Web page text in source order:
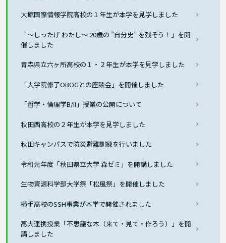
大館国際情報学院高校の１年生が本学を見学しました
「～しったげ わたし～ 20歳の ”自分史” を残そう！」を開
催しました
青森県立六ヶ所高校の１・２年生が本学を見学しました
「大学院修了OBOGとの座談会」を開催しました
「哲学・倫理学B/II」授業の公開について
秋田西高校の２年生が本学を見学しました
秋田キャンパスで防災避難訓練を行いました
令和元年度「秋田県立大学 森ゼミ」を開講しました
生物資源科学部大学祭「松風祭」を開催しました
横手高校のSSH事業が本学で開催されました
高大連携授業「不思議な木（来て・見て・作ろう）」を開
講しました